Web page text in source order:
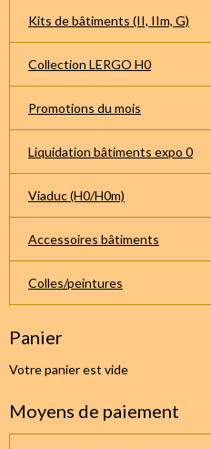
Kits de bâtiments (II, IIm, G)
Collection LERGO H0
Promotions du mois
Liquidation bâtiments expo 0
Viaduc (H0/H0m)
Accessoires bâtiments
Colles/peintures
Panier
Votre panier est vide
Moyens de paiement